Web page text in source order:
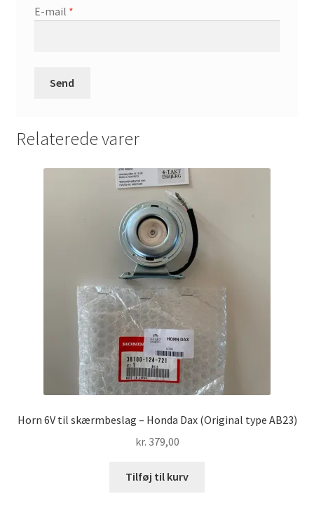
E-mail *
Relaterede varer
Horn 6V til skærmbeslag – Honda Dax (Original type AB23)
kr. 379,00
Tilføj til kurv